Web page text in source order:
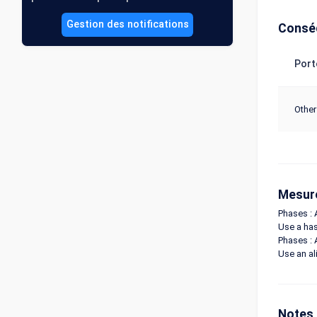
Gestion des notifications
Other
Phases :
Use a
Phases :
Use an